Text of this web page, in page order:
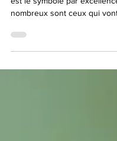
Qui dit Halloween, dit
est le symbole par
nombreux sont ceux qui